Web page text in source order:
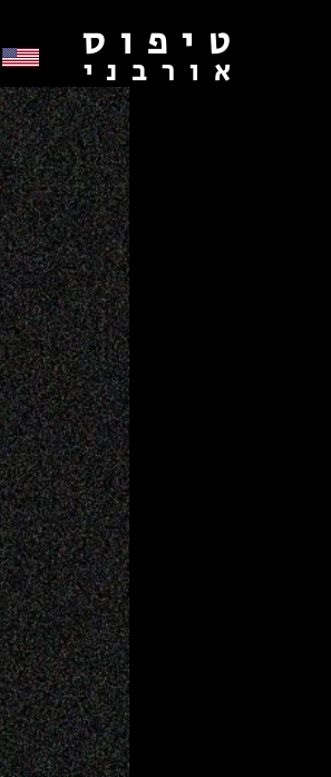
טיפוס
אורבני